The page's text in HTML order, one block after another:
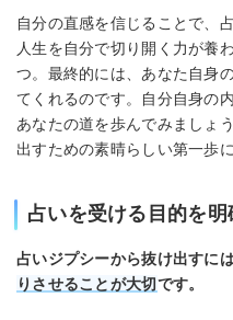
自分の直感を信じることで、
人生を自分で切り開く力が養
つ。最終的には、あなた自身
てくれるのです。自分自身の
あなたの道を歩んでみましょ
出すための素晴らしい第一歩
占いを受ける目的を明
占いジプシーから抜け出すに
りさせることが大切です。